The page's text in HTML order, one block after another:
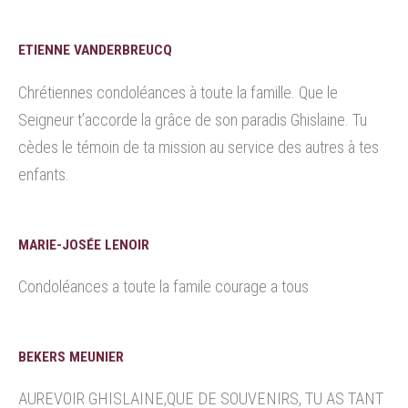
ETIENNE VANDERBREUCQ
Chrétiennes condoléances à toute la famille. Que le
Seigneur t’accorde la grâce de son paradis Ghislaine. Tu
cèdes le témoin de ta mission au service des autres à tes
enfants.
MARIE-JOSÉE LENOIR
Condoléances a toute la famile courage a tous
BEKERS MEUNIER
AUREVOIR GHISLAINE,QUE DE SOUVENIRS, TU AS TANT